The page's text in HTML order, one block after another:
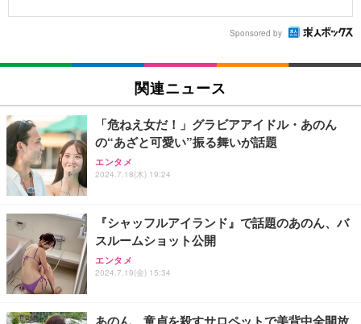
Sponsored by
関連ニュース
「危ねえ女だ！」グラビアアイドル・あのん
の“あざと可愛い”振る舞いが話題
エンタメ
2024.7.18(木) 19:24
『シャッフルアイランド』で話題のあのん、バ
スルームショット公開
エンタメ
2024.7.19(金) 15:34